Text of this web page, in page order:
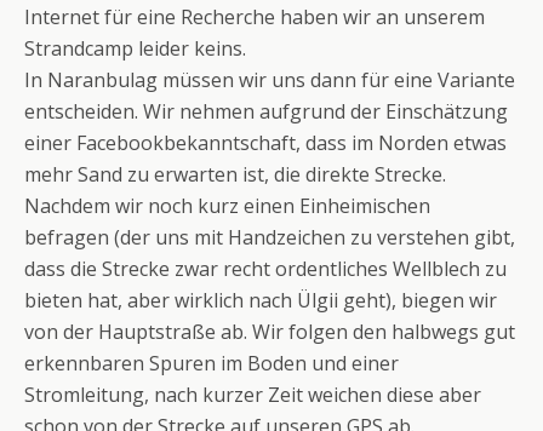
Internet für eine Recherche haben wir an unserem
Strandcamp leider keins.
In Naranbulag müssen wir uns dann für eine Variante
entscheiden. Wir nehmen aufgrund der Einschätzung
einer Facebookbekanntschaft, dass im Norden etwas
mehr Sand zu erwarten ist, die direkte Strecke.
Nachdem wir noch kurz einen Einheimischen
befragen (der uns mit Handzeichen zu verstehen gibt,
dass die Strecke zwar recht ordentliches Wellblech zu
bieten hat, aber wirklich nach Ülgii geht), biegen wir
von der Hauptstraße ab. Wir folgen den halbwegs gut
erkennbaren Spuren im Boden und einer
Stromleitung, nach kurzer Zeit weichen diese aber